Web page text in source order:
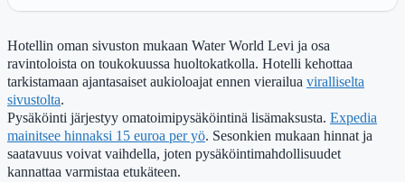
Hotellin oman sivuston mukaan Water World Levi ja osa
ravintoloista on toukokuussa huoltokatkolla. Hotelli kehottaa
tarkistamaan ajantasaiset aukioloajat ennen vierailua viralliselta
sivustolta.
Pysäköinti järjestyy omatoimipysäköintinä lisämaksusta. Expedia
mainitsee hinnaksi 15 euroa per yö. Sesonkien mukaan hinnat ja
saatavuus voivat vaihdella, joten pysäköintimahdollisuudet
kannattaa varmistaa etukäteen.